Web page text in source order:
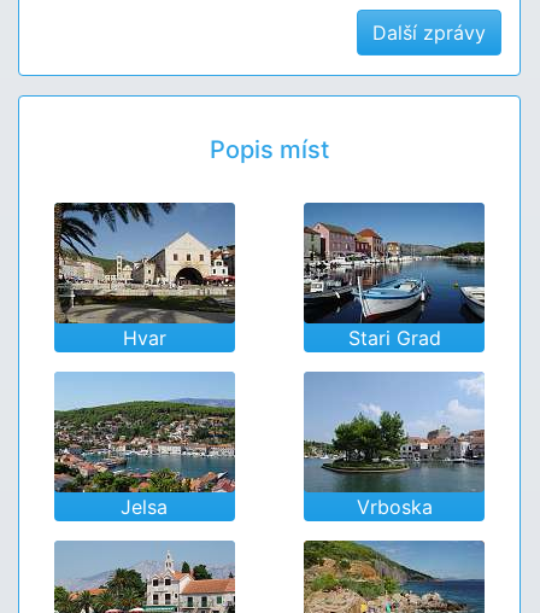
Další zprávy
Popis míst
Hvar Stari Grad
Jelsa Vrboska